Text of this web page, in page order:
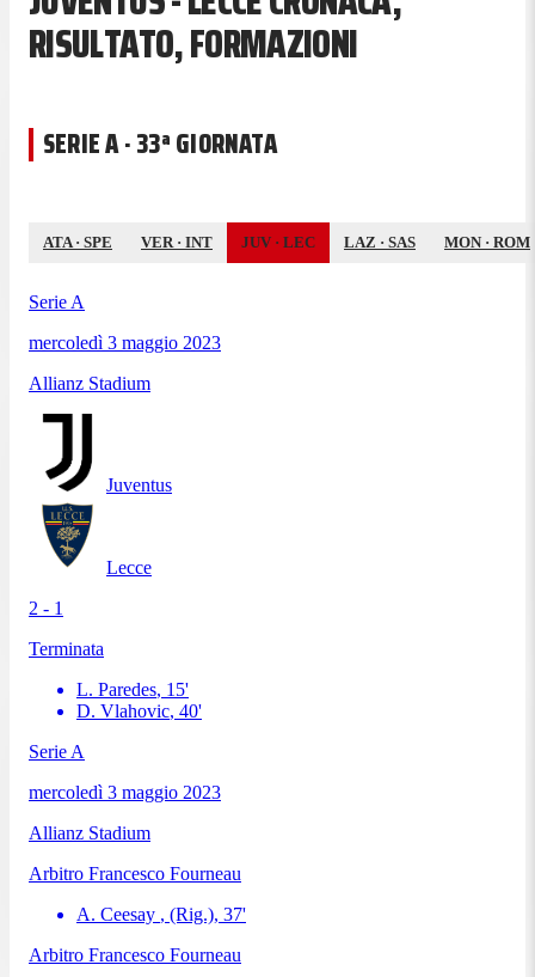
RISULTATO, FORMAZIONI
SERIE A · 33ª GIORNATA
ATA· SPE VER· INT JUV · LEC LAZ · SAS MON · ROM
Serie A
mercoledì 3 maggio 2023
Allianz Stadium
Juventus
Lecce
2 - 1
Terminata
L. Paredes, 15'
D. Vlahovic, 40'
Serie A
mercoledì 3 maggio 2023
Allianz Stadium
Arbitro Francesco Fourneau
A. Ceesay , (Rig.), 37'
Arbitro Francesco Fourneau